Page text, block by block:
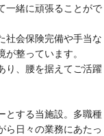
一緒に頑張ることがで
社会保険完備や手当な
整っています。
り、腰を据えてご活躍
とする当施設。多職種
ら日々の業務にあたっ